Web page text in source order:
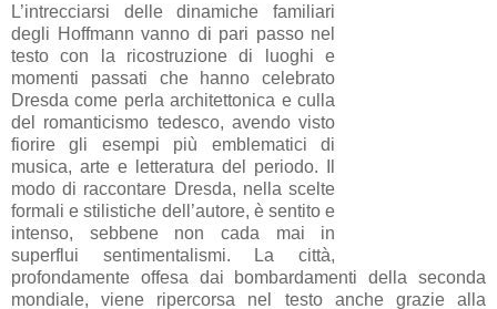
L’intrecciarsi delle dinamiche familiari
degli Hoffmann vanno di pari passo nel
testo con la ricostruzione di luoghi e
momenti passati che hanno celebrato
Dresda come perla architettonica e culla
del romanticismo tedesco, avendo visto
fiorire gli esempi più emblematici di
musica, arte e letteratura del periodo. Il
modo di raccontare Dresda, nella scelte
formali e stilistiche dell’autore, è sentito e
intenso, sebbene non cada mai in
superflui sentimentalismi. La città,
profondamente offesa dai bombardamenti della seconda
mondiale, viene ripercorsa nel testo anche grazie alla